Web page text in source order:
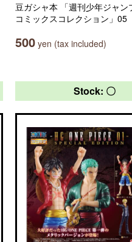
豆ガシャ本 「週刊少年ジャン
コミックスコレクション」05
500 yen (tax included)
Stock: 〇